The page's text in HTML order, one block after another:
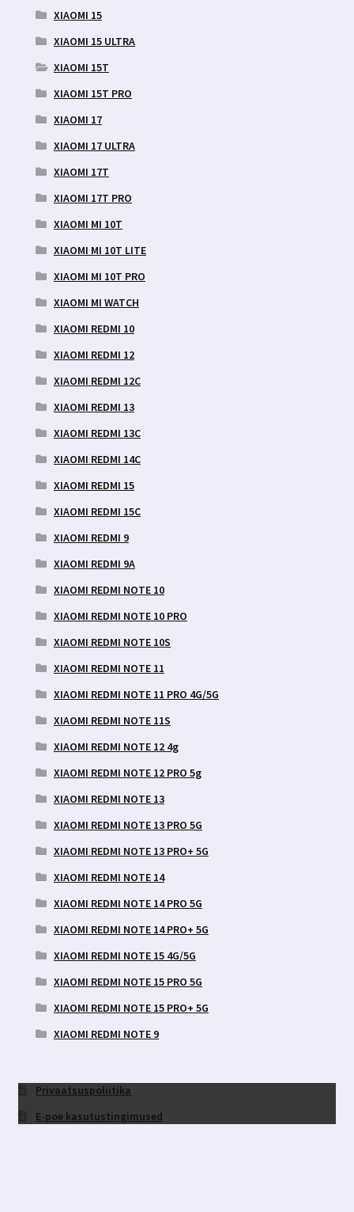
XIAOMI 15
XIAOMI 15 ULTRA
XIAOMI 15T
XIAOMI 15T PRO
XIAOMI 17
XIAOMI 17 ULTRA
XIAOMI 17T
XIAOMI 17T PRO
XIAOMI MI 10T
XIAOMI MI 10T LITE
XIAOMI MI 10T PRO
XIAOMI MI WATCH
XIAOMI REDMI 10
XIAOMI REDMI 12
XIAOMI REDMI 12C
XIAOMI REDMI 13
XIAOMI REDMI 13C
XIAOMI REDMI 14C
XIAOMI REDMI 15
XIAOMI REDMI 15C
XIAOMI REDMI 9
XIAOMI REDMI 9A
XIAOMI REDMI NOTE 10
XIAOMI REDMI NOTE 10 PRO
XIAOMI REDMI NOTE 10S
XIAOMI REDMI NOTE 11
XIAOMI REDMI NOTE 11 PRO 4G/5G
XIAOMI REDMI NOTE 11S
XIAOMI REDMI NOTE 12 4g
XIAOMI REDMI NOTE 12 PRO 5g
XIAOMI REDMI NOTE 13
XIAOMI REDMI NOTE 13 PRO 5G
XIAOMI REDMI NOTE 13 PRO+ 5G
XIAOMI REDMI NOTE 14
XIAOMI REDMI NOTE 14 PRO 5G
XIAOMI REDMI NOTE 14 PRO+ 5G
XIAOMI REDMI NOTE 15 4G/5G
XIAOMI REDMI NOTE 15 PRO 5G
XIAOMI REDMI NOTE 15 PRO+ 5G
XIAOMI REDMI NOTE 9
Privaatsuspoliitika
E-poe kasutustingimused